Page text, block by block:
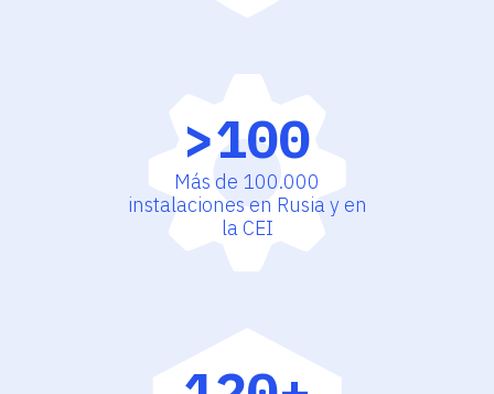
>100
Más de 100.000
instalaciones en Rusia y en
la CEI